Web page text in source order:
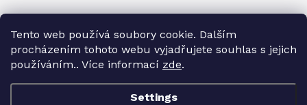
Tento web používá soubory cookie. Dalším
procházením tohoto webu vyjadřujete souhlas s jejich
používáním.. Více informací zde.
Settings